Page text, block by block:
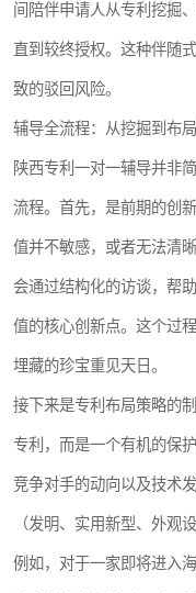
间陪伴申请人从专利挖掘
直到较终授权。这种伴随
致的驳回风险。
辅导全流程：从挖掘到布
陕西专利一对一辅导并非
流程。首先，是前期的创
值并不敏感，或者无法清
会通过结构化的访谈，帮
值的核心创新点。这个过
埋藏的珍宝重见天日。
接下来是专利布局策略的
专利，而是一个有机的保
竞争对手的动向以及技术
（发明、实用新型、外观
例如，对于一家即将进入